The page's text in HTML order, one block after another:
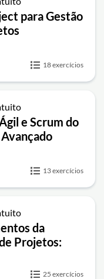
para Gestão
18 exercícios
e Scrum do
13 exercícios
da
Projetos:
Liderança e
25 exercícios